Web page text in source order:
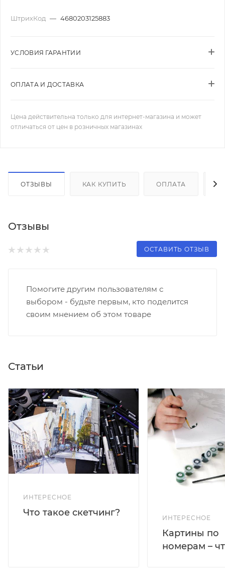
ШтрихКод — 4680203125883
УСЛОВИЯ ГАРАНТИИ
ОПЛАТА И ДОСТАВКА
Цена действительна только для интернет-магазина и может
отличаться от цен в розничных магазинах
ОТЗЫВЫ КАК КУПИТЬ ОПЛАТА
Отзывы
ОСТАВИТЬ ОТЗЫВ
Помогите другим пользователям с
выбором - будьте первым, кто поделится
своим мнением об этом товаре
Статьи
ИНТЕРЕСНОЕ
Что такое скетчинг?
ИНТЕРЕСНОЕ
Картины по
номерам –